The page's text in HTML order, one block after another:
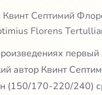
Квинт Септимий
Florens
первый
автор Квинт
(150/170-220/240)